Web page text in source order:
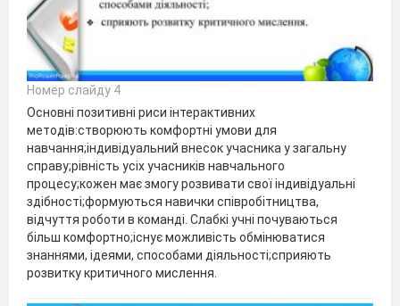
Номер слайду 4
Основні позитивні риси інтерактивних
методів:створюють комфортні умови для
навчання;індивідуальний внесок учасника у загальну
справу;рівність усіх учасників навчального
процесу;кожен має змогу розвивати свої індивідуальні
здібності;формуються навички співробітництва,
відчуття роботи в команді. Слабкі учні почуваються
більш комфортно;існує можливість обмінюватися
знаннями, ідеями, способами діяльності;сприяють
розвитку критичного мислення.